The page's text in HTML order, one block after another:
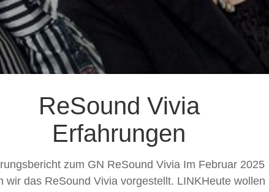
ReSound Vivia
Erfahrungen
zum GN ReSound Vivia Im Februar 2025
wir das ReSound Vivia vorgestellt. LINKHeute wollen